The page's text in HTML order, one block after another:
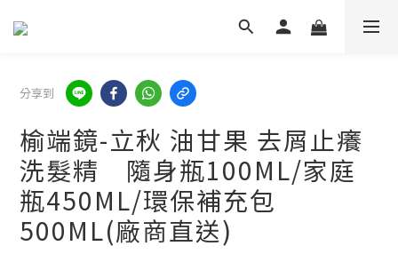
分享到
榆端鏡-立秋 油甘果 去屑止癢
洗髮精 隨身瓶100ML/家庭
瓶450ML/環保補充包
500ML(廠商直送)